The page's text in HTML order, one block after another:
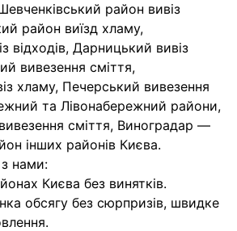
район вивіз
район виїзд хламу,
відходів, Дарницький вивіз
вивезення сміття,
хламу, Печерський вивезення
та Лівонабережний райони,
сміття, Виноградар —
інших районів Києва.
нами:
Києва без винятків.
обсягу без сюрпризів, швидке